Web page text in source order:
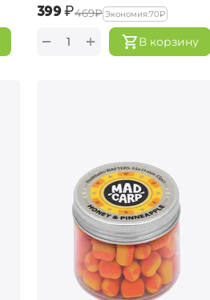
‍399‍₽‍469‍₽ Экономия:‍70‍₽
В корзину
+
−